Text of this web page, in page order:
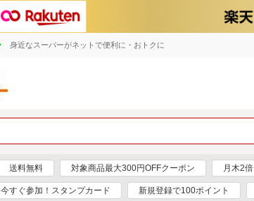
身近なスーパーがネットで便利に・おトクに
送料無料 対象商品最大300円OFFクーポン 月木2倍
今すぐ参加！スタンプカード 新規登録で100ポイント